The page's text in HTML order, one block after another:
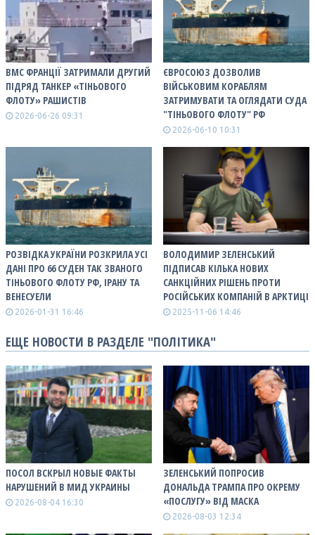
ВМС ФРАНЦІЇ ЗАТРИМАЛИ ДРУГИЙ
ПІДРЯД ТАНКЕР «ТІНЬОВОГО
ФЛОТУ» РАШИСТІВ
2026-06-26 09:31
ЄВРОСОЮЗ ДОЗВОЛИВ
ВІЙСЬКОВИМ КОРАБЛЯМ
ЗАТРИМУВАТИ ТА ОГЛЯДАТИ СУДА
"ТІНЬОВОГО ФЛОТУ" РФ
2026-06-10 10:31
РОЗВІДКА УКРАЇНИ РОЗКРИЛА УСІ
ДАНІ ПРО 66 СУДЕН ТАК ЗВАНОГО
ТІНЬОВОГО ФЛОТУ РФ, ІРАНУ ТА
ВЕНЕСУЕЛИ
2026-01-31 16:46
ВОЛОДИМИР ЗЕЛЕНСЬКИЙ
ПІДПИСАВ КІЛЬКА НОВИХ
САНКЦІЙНИХ РІШЕНЬ ПРОТИ
РОСІЙСЬКИХ КОМПАНІЙ В АРКТИЦІ
2025-11-06 14:46
ЕЩЕ НОВОСТИ В РАЗДЕЛЕ "ПОЛІТИКА"
ПОСОЛ ВСКРЫЛ НОВЫЕ ФАКТЫ
НАРУШЕНИЙ В МИД УКРАИНЫ
2026-08-04 16:30
ЗЕЛЕНСЬКИЙ ПОПРОСИВ
ДОНАЛЬДА ТРАМПА ПРО ОКРЕМУ
«ПОСЛУГУ» ВІД МАСКА
2026-08-03 12:34